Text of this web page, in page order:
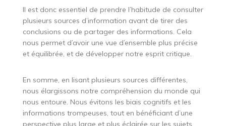
Il est donc essentiel de prendre l’habitude de consulter
plusieurs sources d’information avant de tirer des
conclusions ou de partager des informations. Cela
nous permet d’avoir une vue d’ensemble plus précise
et équilibrée, et de développer notre esprit critique.
En somme, en lisant plusieurs sources différentes,
nous élargissons notre compréhension du monde qui
nous entoure. Nous évitons les biais cognitifs et les
informations trompeuses, tout en bénéficiant d’une
perspective plus large et plus éclairée sur les sujets